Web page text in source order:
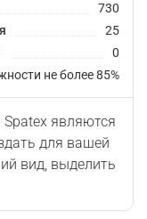
730
25
0
не более 85%
являются
для вашей
вид, выделить